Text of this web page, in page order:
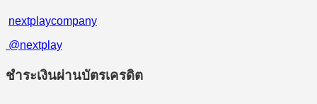
nextplaycompany
@nextplay
ชำระเงินผ่านบัตรเครดิต